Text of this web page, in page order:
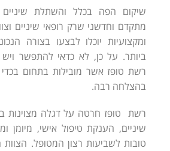
שיקום הפה בכלל והשתלת שיניים
מתקדם וחדשני שרק רופאי שיניים
ומקצועיות יוכלו לבצעו בצורה
ביותר. על כן, לא כדאי להתפשר
רשת טופז אשר מובילות בתחום
בהצלחה רבה.
רשת טופז חרטה על דגלה מצוינות
שיניים, הענקת טיפול אישי, מיומן
טובות לשביעות רצון המטופל.